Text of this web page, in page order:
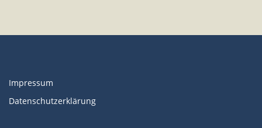
Impressum
Datenschutzerklärung